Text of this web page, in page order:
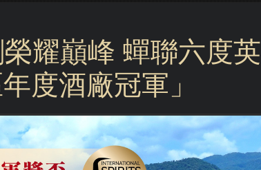
耀巔峰 蟬聯六度英
度酒廠冠軍」